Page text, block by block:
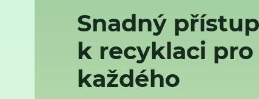
Snadný přístup
k recyklaci pro
každého